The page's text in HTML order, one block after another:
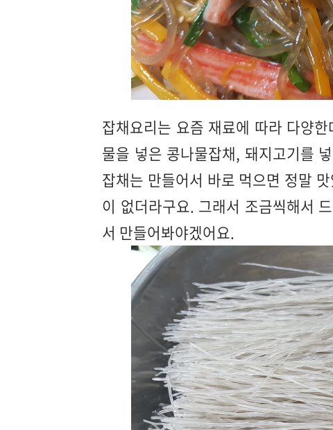
잡채요리는 요즘 재료에 따라 다양
물을 넣은 콩나물잡채, 돼지고기를
잡채는 만들어서 바로 먹으면 정말
이 없더라구요. 그래서 조금씩해서
서 만들어봐야겠어요.